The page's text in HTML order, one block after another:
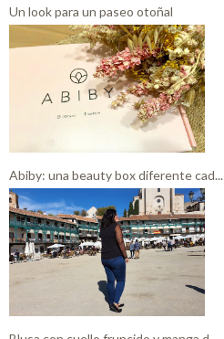
Un look para un paseo otoñal
Abiby: una beauty box diferente cad...